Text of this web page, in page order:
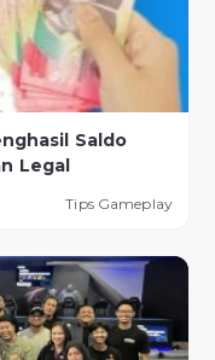
Saldo
Legal
Tips Gameplay